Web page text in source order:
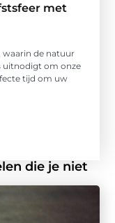
met
waarin de natuur
uitnodigt om onze
tijd om uw
die je niet